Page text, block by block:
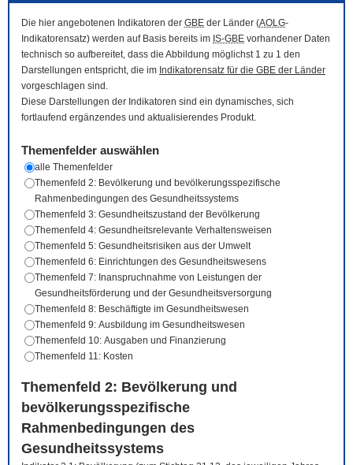
Die hier angebotenen Indikatoren der GBE der Länder (AOLG-
Indikatorensatz) werden auf Basis bereits im IS-GBE vorhandener Daten
technisch so aufbereitet, dass die Abbildung möglichst 1 zu 1 den
Darstellungen entspricht, die im Indikatorensatz für die GBE der Länder
vorgeschlagen sind.
Diese Darstellungen der Indikatoren sind ein dynamisches, sich
fortlaufend ergänzendes und aktualisierendes Produkt.
Themenfelder auswählen
alle Themenfelder
Themenfeld 2: Bevölkerung und bevölkerungsspezifische
Rahmenbedingungen des Gesundheitssystems
Themenfeld 3: Gesundheitszustand der Bevölkerung
Themenfeld 4: Gesundheitsrelevante Verhaltensweisen
Themenfeld 5: Gesundheitsrisiken aus der Umwelt
Themenfeld 6: Einrichtungen des Gesundheitswesens
Themenfeld 7: Inanspruchnahme von Leistungen der
Gesundheitsförderung und der Gesundheitsversorgung
Themenfeld 8: Beschäftigte im Gesundheitswesen
Themenfeld 9: Ausbildung im Gesundheitswesen
Themenfeld 10: Ausgaben und Finanzierung
Themenfeld 11: Kosten
Themenfeld 2: Bevölkerung und
bevölkerungsspezifische
Rahmenbedingungen des
Gesundheitssystems